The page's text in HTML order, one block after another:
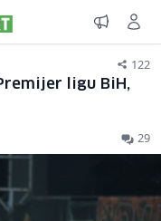
122
ligu BiH,
29